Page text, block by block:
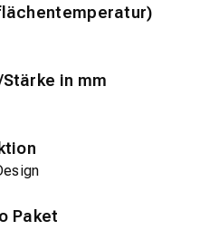
in mm
Paket